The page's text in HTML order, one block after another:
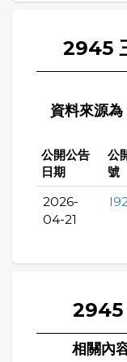
2945
資料來源
公開公告
日期
公
號
2026-
04-21
2945
相關內